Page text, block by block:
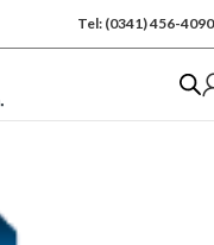
Tel: (0341) 456-4090